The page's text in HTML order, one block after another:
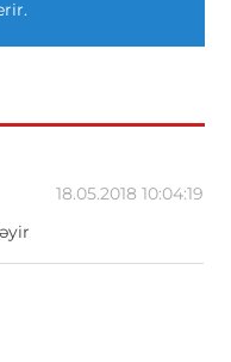
18.05.2018 10:04:19